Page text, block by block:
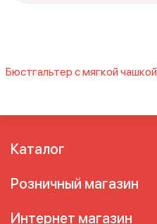
Бюстгальтер с мягкой чашкой
Каталог
Розничный магазин
Интернет магазин